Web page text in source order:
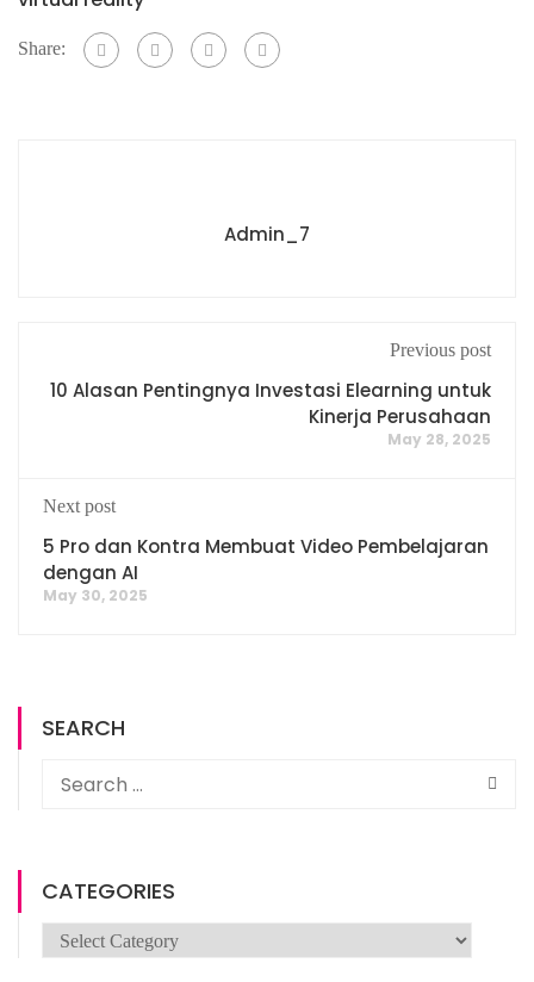
Share:
Admin_7
Previous post
10 Alasan Pentingnya Investasi Elearning untuk
Kinerja Perusahaan
May 28, 2025
Next post
5 Pro dan Kontra Membuat Video Pembelajaran
dengan AI
May 30, 2025
SEARCH
CATEGORIES